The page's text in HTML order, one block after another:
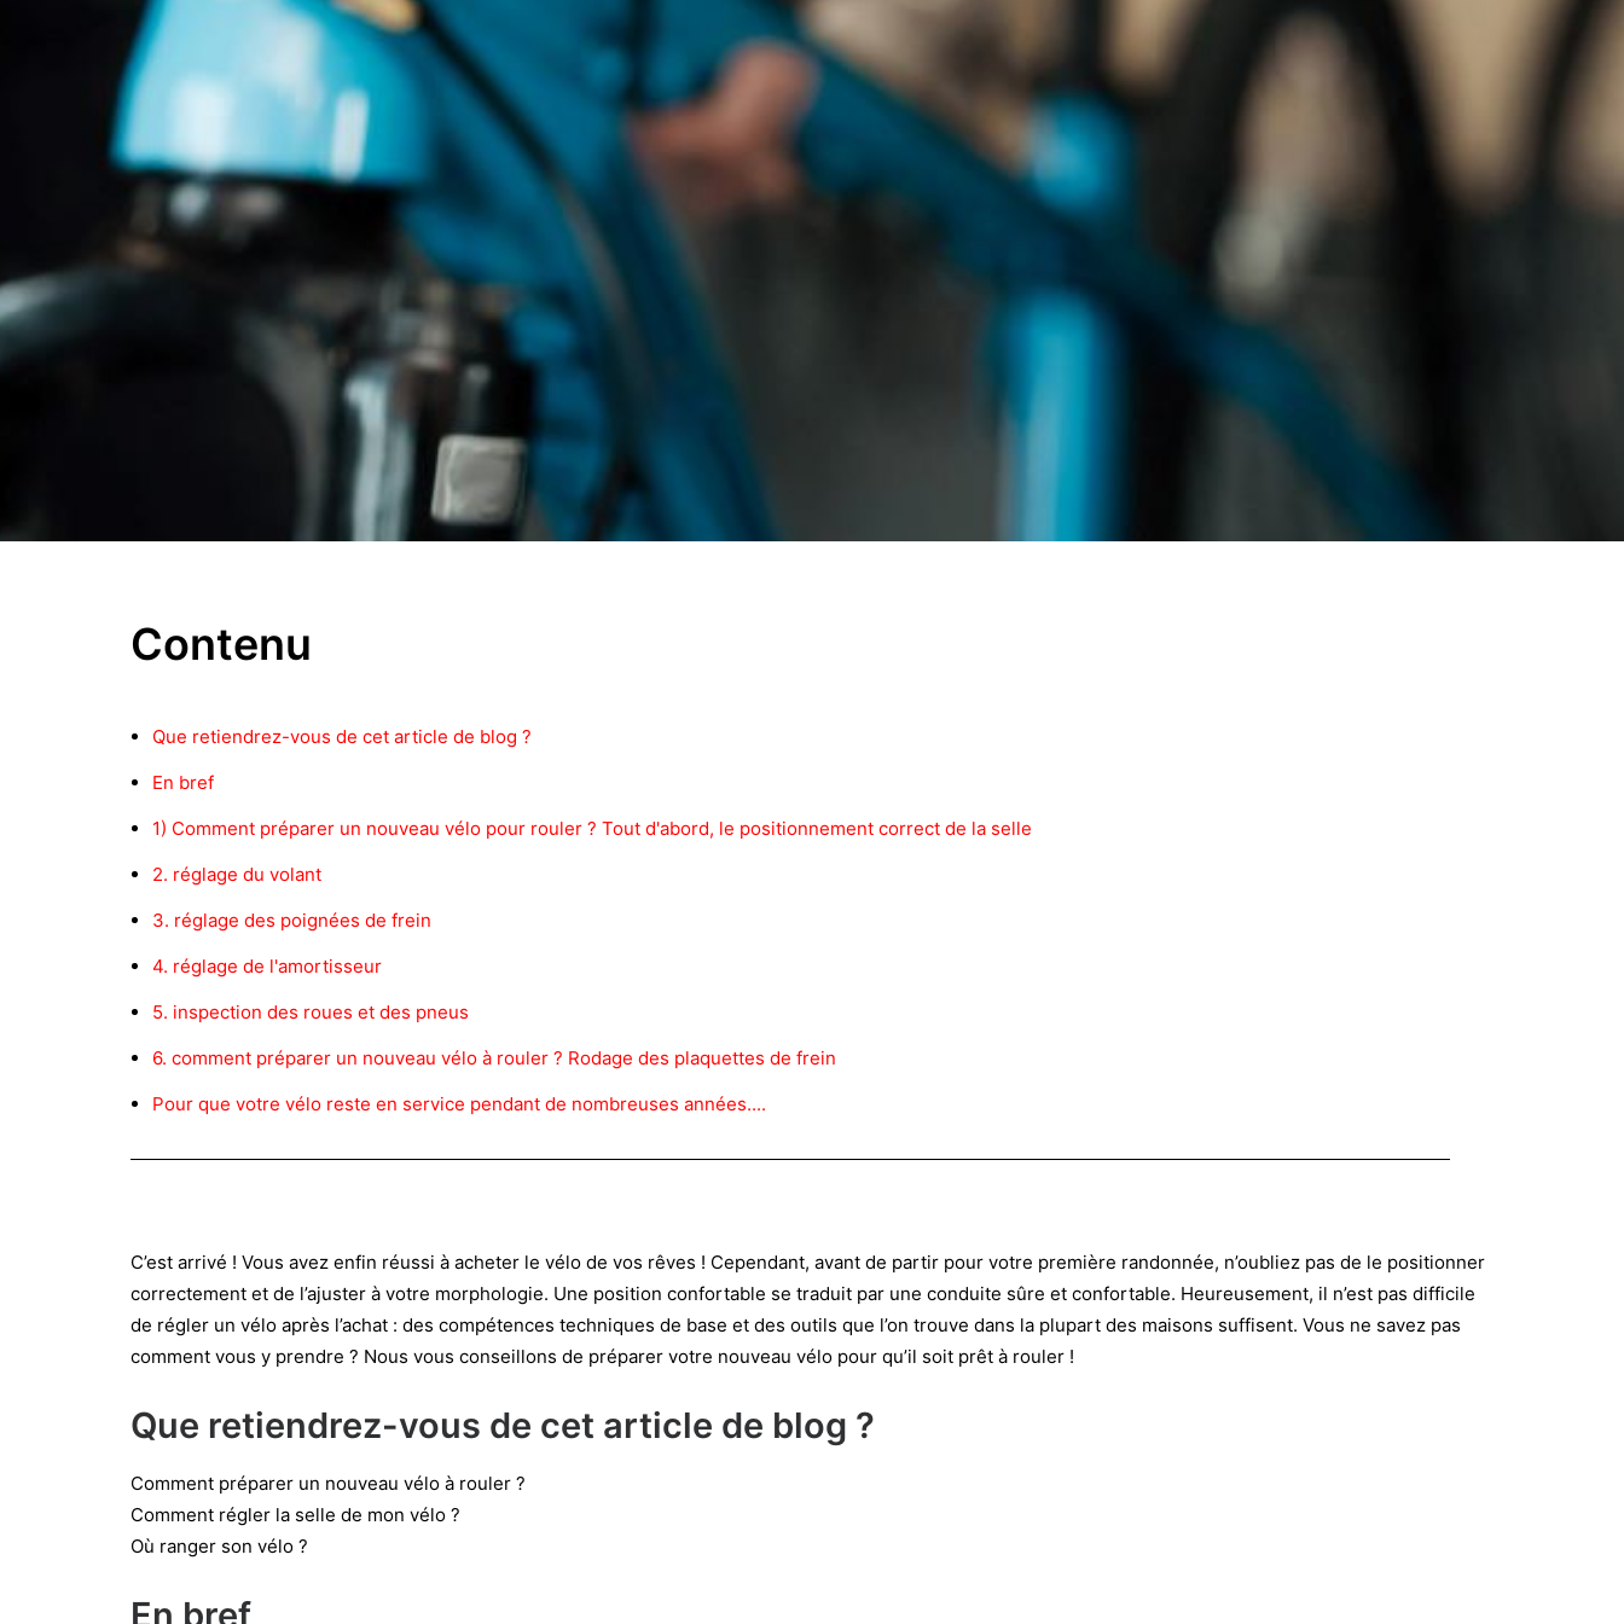
Contenu
Que retiendrez-vous de cet article de blog ?
En bref
1) Comment préparer un nouveau vélo pour rouler ? Tout d'abord, le positionnement correct de la selle
2. réglage du volant
3. réglage des poignées de frein
4. réglage de l'amortisseur
5. inspection des roues et des pneus
6. comment préparer un nouveau vélo à rouler ? Rodage des plaquettes de frein
Pour que votre vélo reste en service pendant de nombreuses années....
C’est arrivé ! Vous avez enfin réussi à acheter le vélo de vos rêves ! Cependant, avant de partir pour votre première randonnée, n’oubliez pas de le positionner
correctement et de l’ajuster à votre morphologie. Une position confortable se traduit par une conduite sûre et confortable. Heureusement, il n’est pas difficile
de régler un vélo après l’achat : des compétences techniques de base et des outils que l’on trouve dans la plupart des maisons suffisent. Vous ne savez pas
comment vous y prendre ? Nous vous conseillons de préparer votre nouveau vélo pour qu’il soit prêt à rouler !
Que retiendrez-vous de cet article de blog ?
Comment préparer un nouveau vélo à rouler ?
Comment régler la selle de mon vélo ?
Où ranger son vélo ?
En bref